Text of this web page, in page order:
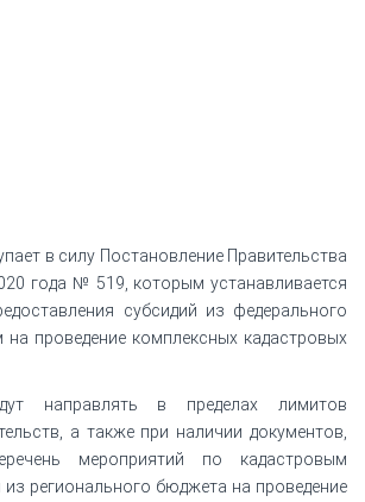
в силу Постановление Правительства
года № 519, которым устанавливается
субсидий из федерального
проведение комплексных кадастровых
направлять в пределах лимитов
а также при наличии документов,
мероприятий по кадастровым
регионального бюджета на проведение